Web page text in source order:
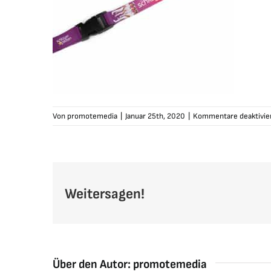
Von promotemedia Januar 25th, 2020 Kommentare
Weitersagen!
Über den Autor: promotemedia